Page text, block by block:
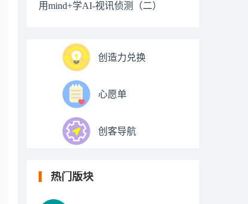
用mind+学AI-视讯侦测（二）
创造力兑换
心愿单
创客导航
热门版块